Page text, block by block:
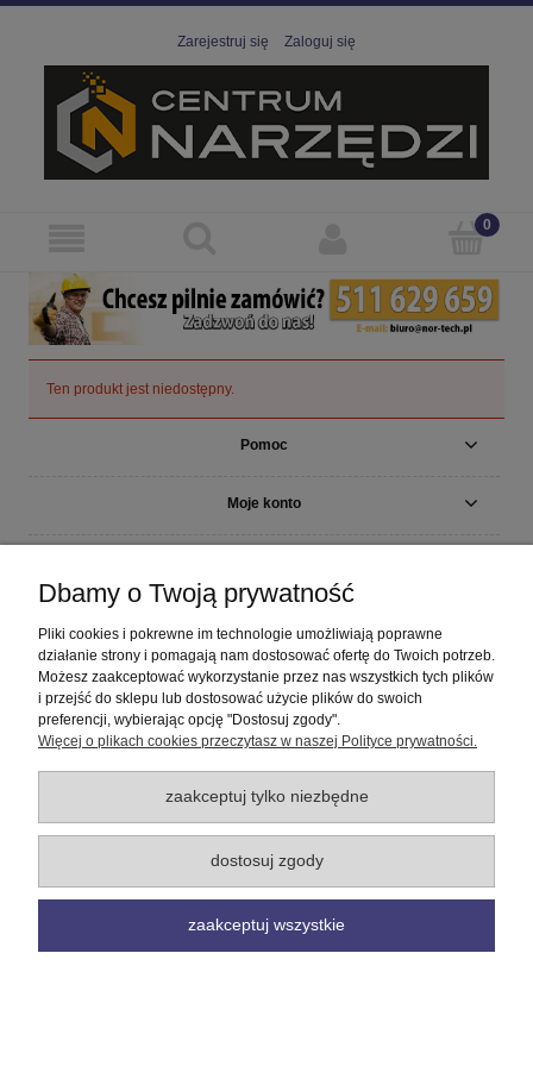
Zarejestruj się Zaloguj się
Ten produkt jest niedostępny.
Pomoc
Moje konto
O nas
pokaż pełną wersję strony
Sklep internetowy Shoper Premium
Dbamy o Twoją prywatność
Pliki cookies i pokrewne im technologie umożliwiają poprawne
działanie strony i pomagają nam dostosować ofertę do Twoich potrzeb.
Możesz zaakceptować wykorzystanie przez nas wszystkich tych plików
i przejść do sklepu lub dostosować użycie plików do swoich
preferencji, wybierając opcję "Dostosuj zgody".
Więcej o plikach cookies przeczytasz w naszej Polityce prywatności.
zaakceptuj tylko niezbędne
dostosuj zgody
zaakceptuj wszystkie